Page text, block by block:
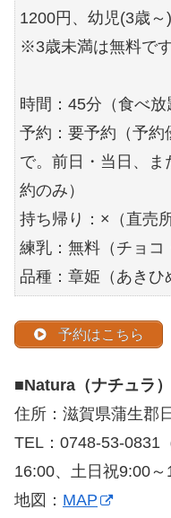
1200円、幼児(3歳～
※3歳未満は無料です
時間：45分（食べ放
予約：要予約（予約
で。前日・当日、
約のみ）
持ち帰り：×（直売
練乳：無料（チョコ
品種：章姫（あき
予約はこちら
■Natura（ナチュラ
住所：滋賀県蒲生郡
TEL：0748-53-0831
16:00、土日祝9:00～
地図： MAP